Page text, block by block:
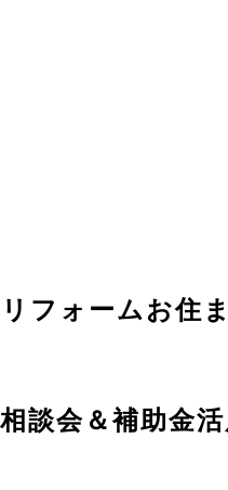
フォームお住
談会＆補助金活